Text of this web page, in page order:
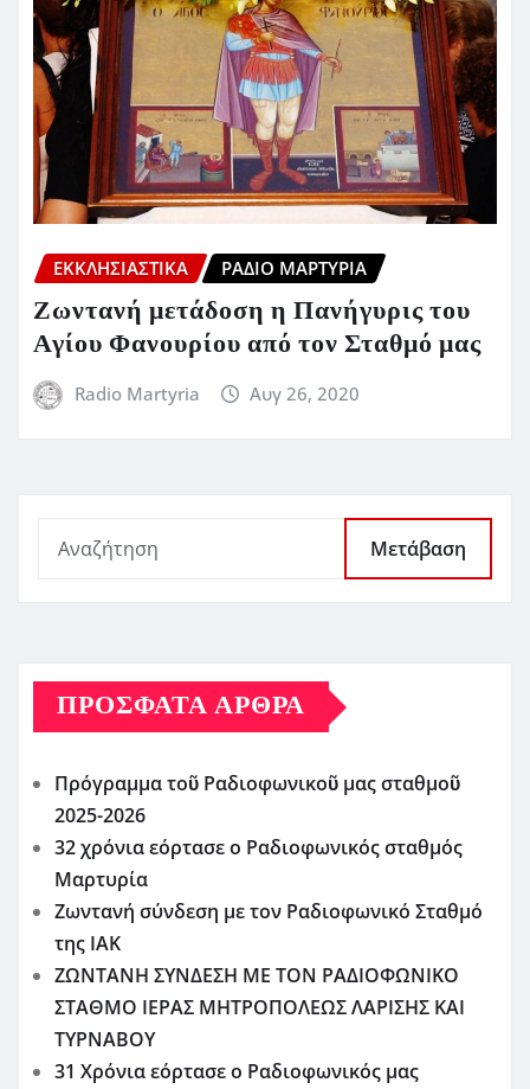
ΕΚΚΛΗΣΙΑΣΤΙΚΆ ΡΆΔΙΟ ΜΑΡΤΥΡΊΑ
Ζωντανή μετάδοση η Πανήγυρις του
Αγίου Φανουρίου από τον Σταθμό μας
Radio Martyria Αυγ 26, 2020
Μετάβαση
ΠΡΌΣΦΑΤΑ ΆΡΘΡΑ
Πρόγραμμα τοῦ Ραδιοφωνικοῦ μας σταθμοῦ
2025-2026
32 χρόνια εόρτασε ο Ραδιοφωνικός σταθμός
Μαρτυρία
Ζωντανή σύνδεση με τον Ραδιοφωνικό Σταθμό
της ΙΑΚ
ΖΩΝΤΑΝΗ ΣΥΝΔΕΣΗ ΜΕ ΤΟΝ ΡΑΔΙΟΦΩΝΙΚΟ
ΣΤΑΘΜΟ ΙΕΡΑΣ ΜΗΤΡΟΠΟΛΕΩΣ ΛΑΡΙΣΗΣ ΚΑΙ
ΤΥΡΝΑΒΟΥ
31 Χρόνια εόρτασε ο Ραδιοφωνικός μας